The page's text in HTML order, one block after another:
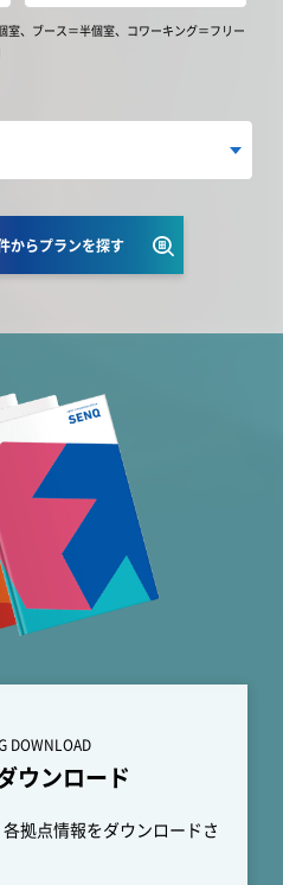
室、ブース＝半個室、コワーキング＝フリー
からプランを探す
DOWNLOAD
ウンロード
拠点情報をダウンロードさ